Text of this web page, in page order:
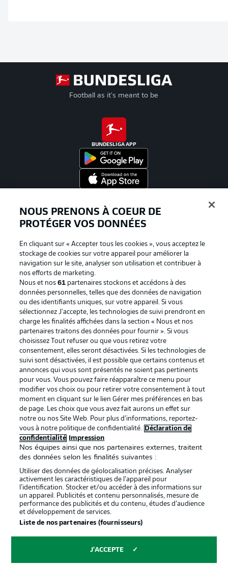
Football as it's meant to be
BUNDESLIGA APP
La publicité Conditions d’utilisation des
Mentions Légales Gérer mes préférences
Déclaration de
confidentialité
Diffuseurs
Travaux Contact
Impression Joueurs
© 2026 Bundesliga-Gruppe GmbH
Choisissez votre langue
NOUS PRENONS À COEUR DE
PROTÉGER VOS DONNÉES
En cliquant sur « Accepter tous les cookies », vous acceptez le
stockage de cookies sur votre appareil pour améliorer la
navigation sur le site, analyser son utilisation et contribuer à
nos efforts de marketing.
Nous et nos61 partenaires stockons et accédons à des
données personnelles, telles que des données de navigation
ou des identifiants uniques, sur votre appareil. Si vous
sélectionnez J'accepte, les technologies de suivi prendront en
charge les finalités affichées dans la section « Nous et nos
partenaires traitons des données pour fournir ». Si vous
choisissez Tout refuser ou que vous retirez votre
consentement, elles seront désactivées. Si les technologies de
suivi sont désactivées, il est possible que certains contenus et
annonces qui vous sont présentés ne soient pas pertinents
pour vous. Vous pouvez faire réapparaître ce menu pour
modifier vos choix ou pour retirer votre consentement à tout
moment en cliquant sur le lien Gérer mes préférences en bas
de page. Les choix que vous avez fait aurons un effet sur
notre ou nos Site Web. Pour plus d’informations, reportez-
vous à notre politique de confidentialité.
Déclaration de
confidentialité
Impression
Nos équipes ainsi que nos partenaires externes, traitent
des données selon les finalités suivantes :
Utiliser des données de géolocalisation précises. Analyser
activement les caractéristiques de l’appareil pour
l’identification. Stocker et/ou accéder à des informations sur
un appareil. Publicités et contenu personnalisés, mesure de
performance des publicités et du contenu, études d’audience
et développement de services.
Liste de nos partenaires (fournisseurs)
J'ACCEPTE